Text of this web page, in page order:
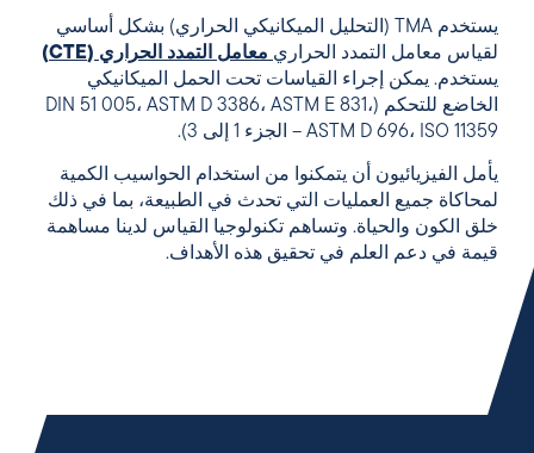
يستخدم TMA (التحليل الميكانيكي الحراري) بشكل أساسي
لقياس معامل التمدد الحراري معامل التمدد الحراري (CTE)
يستخدم. يمكن إجراء القياسات تحت الحمل الميكانيكي
الخاضع للتحكم (DIN 51 005، ASTM D 3386، ASTM E 831،
ASTM D 696، ISO 11359 – الجزء 1 إلى 3).
يأمل الفيزيائيون أن يتمكنوا من استخدام الحواسيب الكمية
لمحاكاة جميع العمليات التي تحدث في الطبيعة، بما في ذلك
خلق الكون والحياة. وتساهم تكنولوجيا القياس لدينا مساهمة
قيمة في دعم العلم في تحقيق هذه الأهداف.